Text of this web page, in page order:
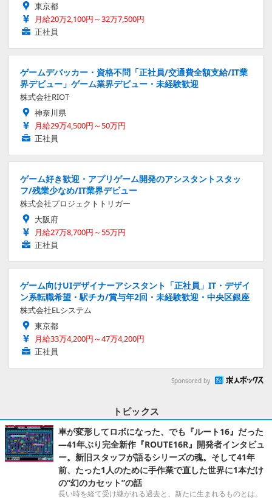
東京都
月給20万2,100円～32万7,500円
正社員
ゲームデバッカー・資格不問「正社員/交通費全額支給/IT業
界デビュー」ゲーム業界デビュー・未経験歓迎
株式会社RIOT
神奈川県
月給29万4,500円～50万円
正社員
ゲーム好き歓迎・アプリゲーム開発のアシスタントスタッ
フ/残業少なめ/IT業界デビュー
株式会社プロジェクトトリガー
大阪府
月給27万8,700円～55万円
正社員
ゲーム向けUIデザイナーアシスタント「正社員」IT・デザイ
ン系転職希望・駅チカ/賞与年2回・未経験歓迎・中央区銀座
株式会社ELシステム
東京都
月給33万4,200円～47万4,200円
正社員
Sponsored by
トピックス
車が変形してロボになった、でも『ルート16』だった
―41年ぶり完全新作『ROUTE16R』開発者インタビュ
ー。新旧スタッフが語るシリーズの魂。そして41年
前、たった1人のために手作業で直した世界に1本だけ
の“幻のカセット”の話
長い時を経て受け継がれる過去と、新たに生まれるものとは。